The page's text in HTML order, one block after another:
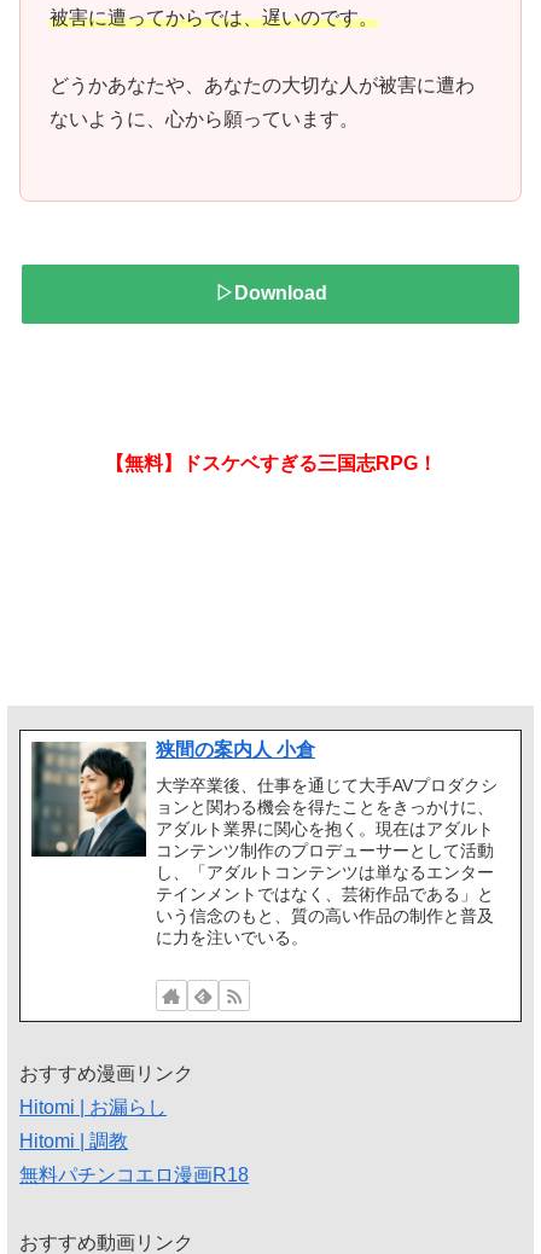
被害に遭ってからでは、遅いのです。
どうかあなたや、あなたの大切な人が被害に遭わ
ないように、心から願っています。
▷Download
【無料】ドスケベすぎる三国志RPG！
狭間の案内人 小倉
大学卒業後、仕事を通じて大手AVプロダクシ
ョンと関わる機会を得たことをきっかけに、
アダルト業界に関心を抱く。現在はアダルト
コンテンツ制作のプロデューサーとして活動
し、「アダルトコンテンツは単なるエンター
テインメントではなく、芸術作品である」と
いう信念のもと、質の高い作品の制作と普及
に力を注いでいる。
おすすめ漫画リンク
Hitomi | お漏らし
Hitomi | 調教
無料パチンコエロ漫画R18
おすすめ動画リンク